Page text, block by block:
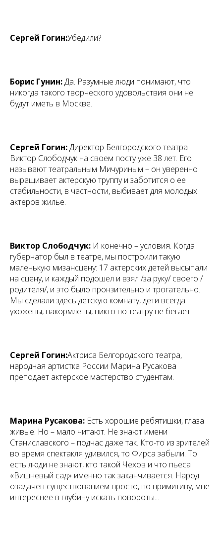
Сергей Гогин:Убедили?
Борис Гунин:Да. Разумные люди понимают, что
никогда такого творческого удовольствия они не
будут иметь в Москве.
Сергей Гогин:Директор Белгородского театра
Виктор Слободчук на своем посту уже 38 лет. Его
называют театральным Мичуриным – он уверенно
выращивает актерскую труппу и заботится о ее
стабильности, в частности, выбивает для молодых
актеров жилье.
Виктор Слободчук: И конечно – условия. Когда
губернатор был в театре, мы построили такую
маленькую мизансцену: 17 актерских детей высыпали
на сцену, и каждый подошел и взял /за руку/ своего /
родителя/, и это было пронзительно и трогательно.
Мы сделали здесь детскую комнату, дети всегда
ухожены, накормлены, никто по театру не бегает…
Сергей Гогин:Актриса Белгородского театра,
народная артистка России Марина Русакова
преподает актерское мастерство студентам.
Марина Русакова: Есть хорошие ребятишки, глаза
живые. Но – мало читают. Не знают имени
Станиславского – подчас даже так. Кто-то из зрителей
во время спектакля удивился, то Фирса забыли. То
есть люди не знают, кто такой Чехов и что пьеса
«Вишневый сад» именно так заканчивается. Народ
озадачен существованием просто, по примитиву, мне
интереснее в глубину искать повороты...